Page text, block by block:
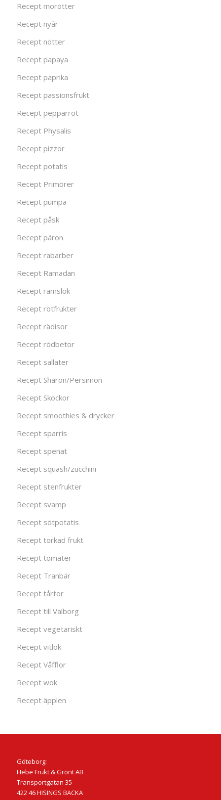
Recept morötter
Recept nyår
Recept nötter
Recept papaya
Recept paprika
Recept passionsfrukt
Recept pepparrot
Recept Physalis
Recept pizzor
Recept potatis
Recept Primörer
Recept pumpa
Recept påsk
Recept päron
Recept rabarber
Recept Ramadan
Recept ramslök
Recept rotfrukter
Recept rädisor
Recept rödbetor
Recept sallater
Recept Sharon/Persimon
Recept Skockor
Recept smoothies & drycker
Recept sparris
Recept spenat
Recept squash/zucchini
Recept stenfrukter
Recept svamp
Recept sötpotatis
Recept torkad frukt
Recept tomater
Recept Tranbär
Recept tårtor
Recept till Valborg
Recept vegetariskt
Recept vitlök
Recept Våfflor
Recept wok
Recept äpplen
Göteborg:
Hebe Frukt & Grönt AB
Transportgatan 35
422 46 HISINGS BACKA